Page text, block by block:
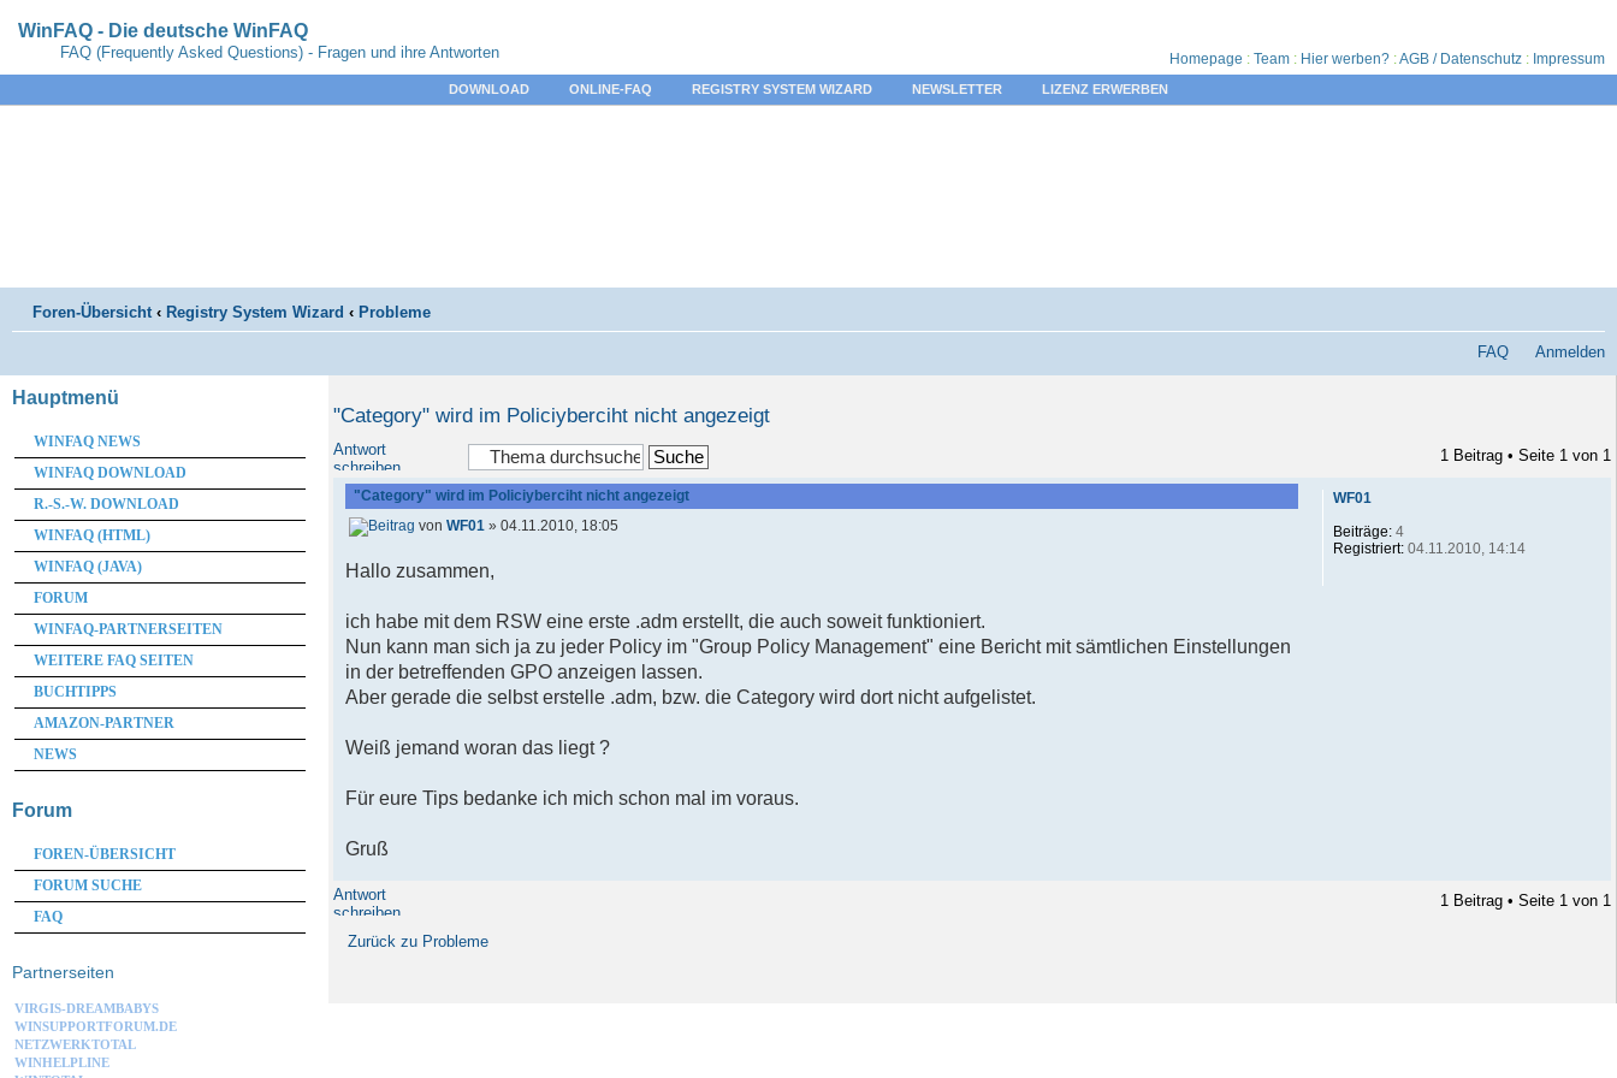
WinFAQ - Die deutsche WinFAQ
FAQ (Frequently Asked Questions) - Fragen und ihre Antworten Homepage : Team : Hier werben? :AGB / Datenschutz : Impressum
DOWNLOAD ONLINE-FAQ REGISTRY SYSTEM WIZARD NEWSLETTER LIZENZ ERWERBEN
Foren-Übersicht ‹ Registry System Wizard ‹ Probleme
FAQ Anmelden
"Category" wird im Policiyberciht nicht angezeigt
Antwort
schreiben
1 Beitrag • Seite 1 von 1
"Category" wird im Policiyberciht nicht angezeigt
vonWF01 » 04.11.2010, 18:05
Hallo zusammen,
ich habe mit dem RSW eine erste .adm erstellt, die auch soweit funktioniert.
Nun kann man sich ja zu jeder Policy im "Group Policy Management" eine Bericht mit sämtlichen Einstellungen
in der betreffenden GPO anzeigen lassen.
Aber gerade die selbst erstelle .adm, bzw. die Category wird dort nicht aufgelistet.
Weiß jemand woran das liegt ?
Für eure Tips bedanke ich mich schon mal im voraus.
Gruß
WF01
Beiträge:4
Registriert:04.11.2010, 14:14
Antwort
schreiben
1 Beitrag • Seite 1 von 1
Zurück zu Probleme
Hauptmenü
WINFAQ NEWS
WINFAQ DOWNLOAD
R.-S.-W. DOWNLOAD
WINFAQ (HTML)
WINFAQ (JAVA)
FORUM
WINFAQ-PARTNERSEITEN
WEITERE FAQ SEITEN
BUCHTIPPS
AMAZON-PARTNER
NEWS
Forum
FOREN-ÜBERSICHT
FORUM SUCHE
FAQ
Partnerseiten
VIRGIS-DREAMBABYS
WINSUPPORTFORUM.DE
NETZWERKTOTAL
WINHELPLINE